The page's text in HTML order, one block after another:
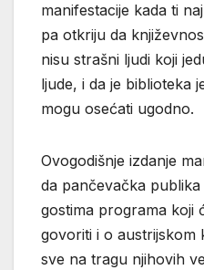
manifestacije kada ti
pa otkriju da
nisu strašni ljudi koji
ljude, i da je biblioteka
mogu osećati ugodno.
Ovogodišnje izdanje
da pančevačka
gostima programa koji
govoriti i o austrijskom
sve na tragu njihovih